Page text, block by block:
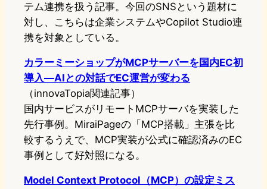
テム連携を扱う記事。今回のSNSという題材に
対し、こちらは企業システムやCopilot Studio連
携を対象としている。
カラーミーショップがMCPサーバーを国内EC初
導入—AIとの対話でEC運営が変わる
（innovaTopia関連記事）
国内サービスがリモートMCPサーバを実装した
先行事例。MiraiPageの「MCP搭載」主張を比
較するうえで、MCP実装が公式に確認済みのEC
事例として好対照になる。
Model Context Protocol（MCP）の設定ミス